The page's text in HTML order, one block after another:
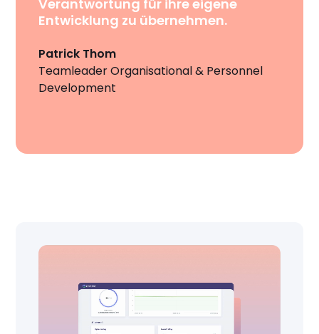
Verantwortung für ihre eigene
Entwicklung zu übernehmen.
Patrick Thom
Teamleader Organisational & Personnel
Development